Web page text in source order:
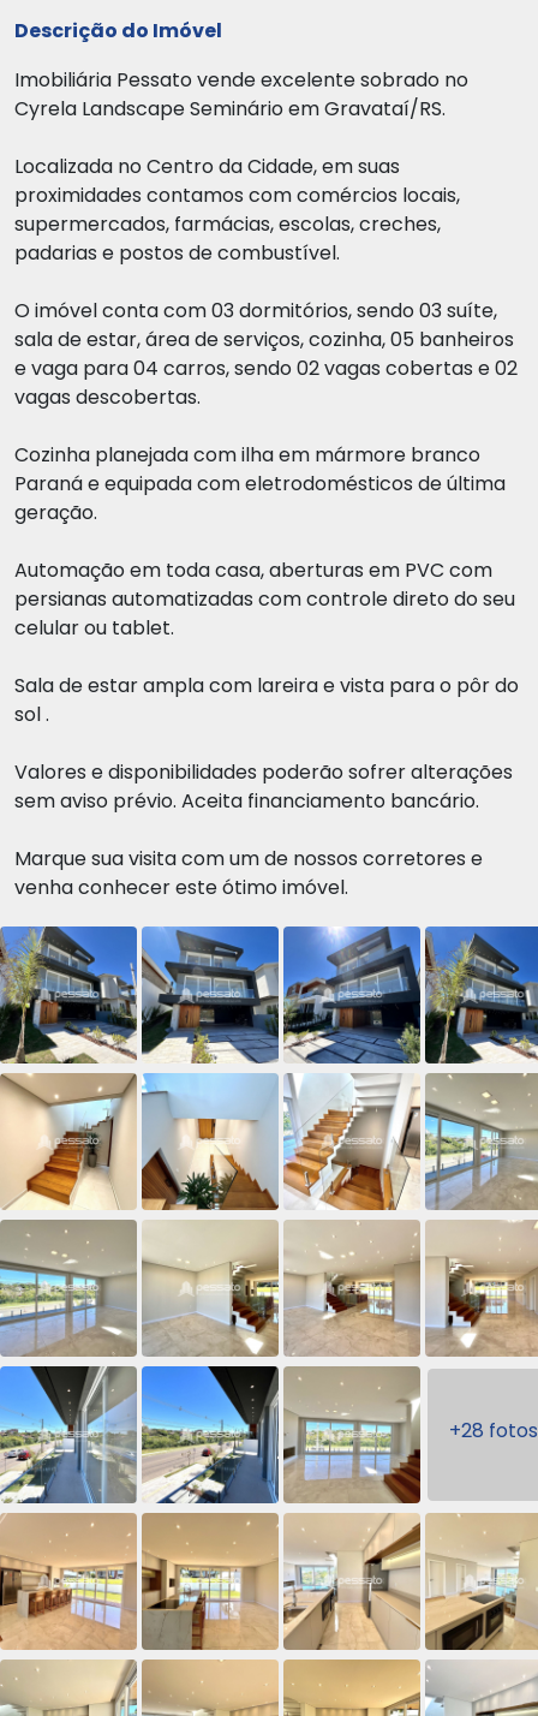
Descrição do Imóvel
Imobiliária Pessato vende excelente sobrado no
Cyrela Landscape Seminário em Gravataí/RS.
Localizada no Centro da Cidade, em suas
proximidades contamos com comércios locais,
supermercados, farmácias, escolas, creches,
padarias e postos de combustível.
O imóvel conta com 03 dormitórios, sendo 03 suíte,
sala de estar, área de serviços, cozinha, 05 banheiros
e vaga para 04 carros, sendo 02 vagas cobertas e 02
vagas descobertas.
Cozinha planejada com ilha em mármore branco
Paraná e equipada com eletrodomésticos de última
geração.
Automação em toda casa, aberturas em PVC com
persianas automatizadas com controle direto do seu
celular ou tablet.
Sala de estar ampla com lareira e vista para o pôr do
sol .
Valores e disponibilidades poderão sofrer alterações
sem aviso prévio. Aceita financiamento bancário.
Marque sua visita com um de nossos corretores e
venha conhecer este ótimo imóvel.
+28 fotos